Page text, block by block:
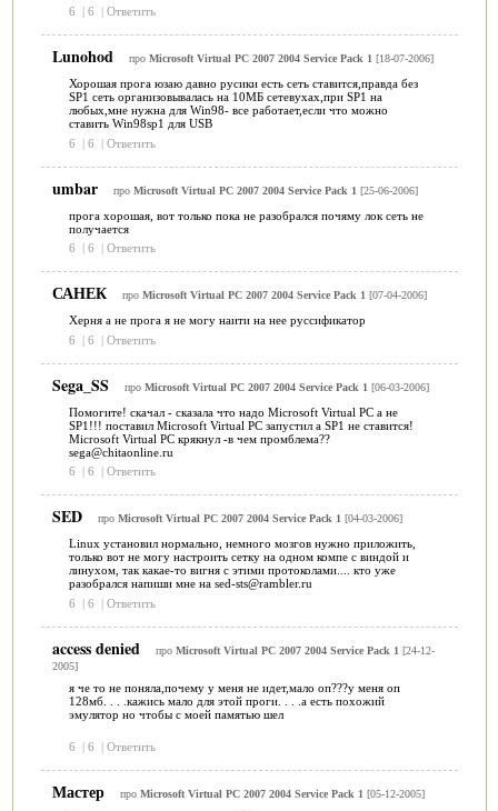
6
| 6 | Ответить
Lunohod про Microsoft Virtual PC 2007 2004 Service Pack 1 [18-07-2006]
Хорошая прога юзаю давно русики есть сеть ставится,правда без
SP1 сеть организовывалась на 10МБ сетевухах,при SP1 на
любых,мне нужна для Win98- все работает,если что можно
ставить Win98sp1 для USB
6
| 6 | Ответить
umbar про Microsoft Virtual PC 2007 2004 Service Pack 1 [25-06-2006]
прога хорошая, вот только пока не разобрался почяму лок сеть не
получается
6
| 6 | Ответить
САНЕК про Microsoft Virtual PC 2007 2004 Service Pack 1 [07-04-2006]
Херня а не прога я не могу наити на нее руссификатор
6
| 6 | Ответить
Sega_SS про Microsoft Virtual PC 2007 2004 Service Pack 1 [06-03-2006]
Помогите! скачал - сказала что надо Microsoft Virtual PC а не
SP1!!! поставил Microsoft Virtual PC запустил а SP1 не ставится!
Microsoft Virtual PC крякнул -в чем промблема??
sega@chitaonline.ru
6
| 6 | Ответить
SED про Microsoft Virtual PC 2007 2004 Service Pack 1 [04-03-2006]
Linux установил нормально, немного мозгов нужно приложить,
только вот не могу настроить сетку на одном компе с виндой и
линухом, так какае-то вигня с этими протоколами.... кто уже
разобрался напиши мне на sed-sts@rambler.ru
6
| 6 | Ответить
access denied про Microsoft Virtual PC 2007 2004 Service Pack 1 [24-12-
2005]
я че то не поняла,почему у меня не идет,мало оп???у меня оп
128мб. . . .кажись мало для этой проги. . . .а есть похожий
эмулятор но чтобы с моей памятью шел
6 | 6 | Ответить
Мастер про Microsoft Virtual PC 2007 2004 Service Pack 1 [05-12-2005]